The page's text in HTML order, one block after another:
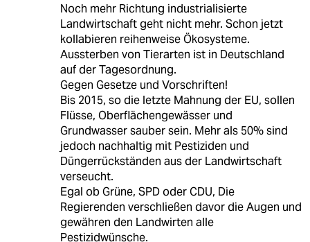
Noch mehr Richtung industrialisierte
Landwirtschaft geht nicht mehr. Schon jetzt
kollabieren reihenweise Ökosysteme.
Aussterben von Tierarten ist in Deutschland
auf der Tagesordnung.
Gegen Gesetze und Vorschriften!
Bis 2015, so die letzte Mahnung der EU, sollen
Flüsse, Oberflächengewässer und
Grundwasser sauber sein. Mehr als 50% sind
jedoch nachhaltig mit Pestiziden und
Düngerrückständen aus der Landwirtschaft
verseucht.
Egal ob Grüne, SPD oder CDU, Die
Regierenden verschließen davor die Augen und
gewähren den Landwirten alle
Pestizidwünsche.